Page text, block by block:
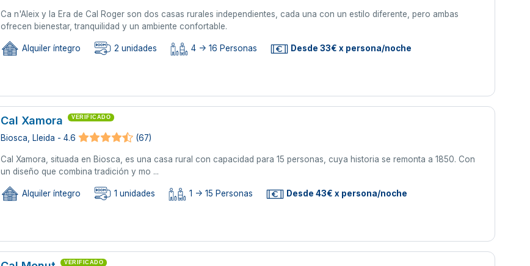
Ca n'Aleix y la Era de Cal Roger son dos casas rurales independientes, cada una con un estilo diferente, pero ambas
ofrecen bienestar, tranquilidad y un ambiente confortable.
Alquiler íntegro 2 unidades 4 -> 16 Personas Desde 33€ x persona/noche
Cal Xamora VERIFICADO
Biosca, Lleida - 4.6 (67)
Cal Xamora, situada en Biosca, es una casa rural con capacidad para 15 personas, cuya historia se remonta a 1850. Con
un diseño que combina tradición y mo ...
Alquiler íntegro 1 unidades 1 -> 15 Personas Desde 43€ x persona/noche
VERIFICADO